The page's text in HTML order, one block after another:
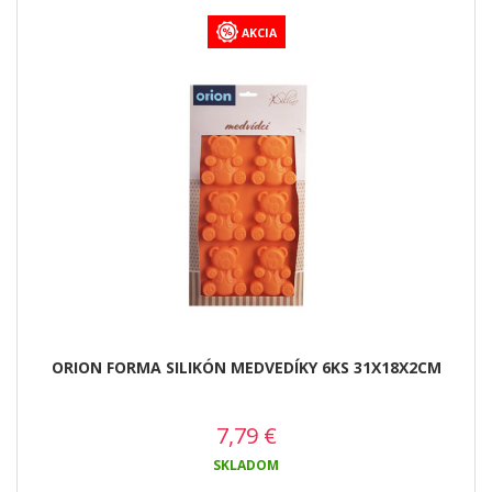
AKCIA
ORION FORMA SILIKÓN MEDVEDÍKY 6KS 31X18X2CM
7,79 €
SKLADOM